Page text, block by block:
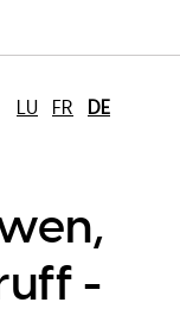
LU
FR DE
-